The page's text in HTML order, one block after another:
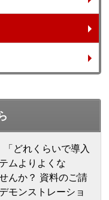
「どれくらいで導入
ムよりよくな
んか？ 資料のご請
モンストレーショ